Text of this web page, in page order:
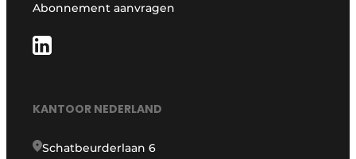
Abonnement aanvragen
KANTOOR NEDERLAND
Schatbeurderlaan 6